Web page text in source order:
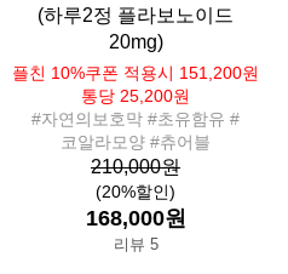
(하루2정 플라보노이드
20mg)
플친 10%쿠폰 적용시 151,200원
통당 25,200원
#자연의보호막 #초유함유 #
코알라모양 #츄어블
210,000원
(20%할인)
168,000원
리뷰 5